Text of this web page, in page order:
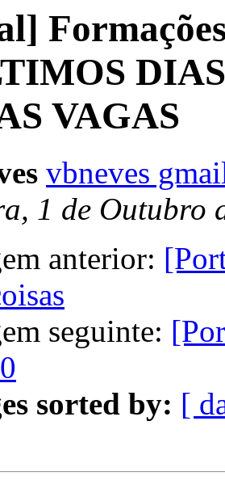
VAGAS
vbneves
1 de Outubro
anterior:
seguinte:
sorted by: [